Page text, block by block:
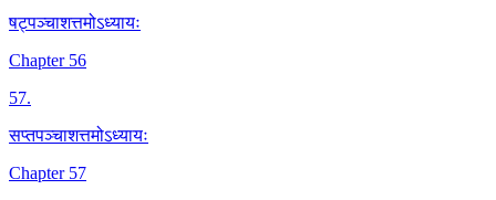
षट्पञ्चाशत्तमोऽध्यायः
Chapter 56
57.
सप्तपञ्चाशत्तमोऽध्यायः
Chapter 57